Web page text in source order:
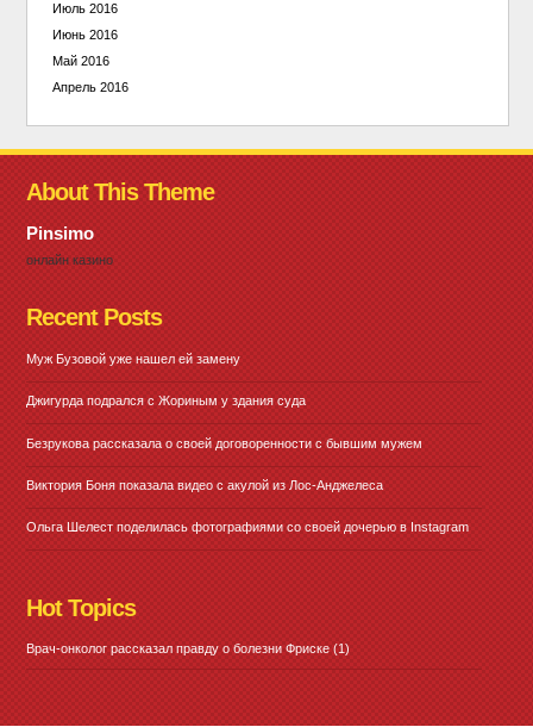
Июль 2016
Июнь 2016
Май 2016
Апрель 2016
About This Theme
Pinsimo
онлайн казино
Recent Posts
Муж Бузовой уже нашел ей замену
Джигурда подрался с Жориным у здания суда
Безрукова рассказала о своей договоренности с бывшим мужем
Виктория Боня показала видео с акулой из Лос-Анджелеса
Ольга Шелест поделилась фотографиями со своей дочерью в Instagram
Hot Topics
Врач-онколог рассказал правду о болезни Фриске (1)